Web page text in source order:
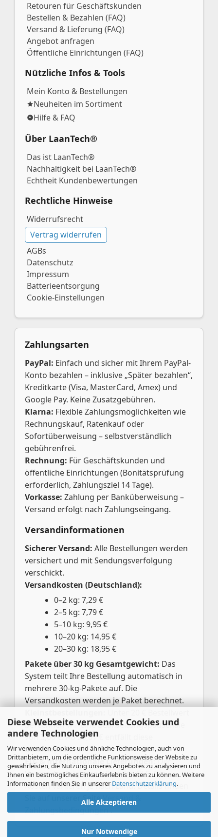
Diese Webseite verwendet Cookies und
andere Technologien
Wir verwenden Cookies und ähnliche Technologien, auch von
Drittanbietern, um die ordentliche Funktionsweise der Website zu
gewährleisten, die Nutzung unseres Angebotes zu analysieren und
Ihnen ein bestmögliches Einkaufserlebnis bieten zu können. Weitere
Informationen finden Sie in unserer Datenschutzerklärung.
Alle Akzeptieren
Nur Notwendige
Retouren für Geschäftskunden
Bestellen & Bezahlen (FAQ)
Versand & Lieferung (FAQ)
Angebot anfragen
Öffentliche Einrichtungen (FAQ)
Nützliche Infos & Tools
Mein Konto & Bestellungen
Neuheiten im Sortiment
Hilfe & FAQ
Über LaanTech®
Das ist LaanTech®
Nachhaltigkeit bei LaanTech®
Echtheit Kundenbewertungen
Rechtliche Hinweise
Widerrufsrecht
Vertrag widerrufen
AGBs
Datenschutz
Impressum
Batterieentsorgung
Cookie-Einstellungen
Zahlungsarten
PayPal: Einfach und sicher mit Ihrem PayPal-
Konto bezahlen – inklusive „Später bezahlen“,
Kreditkarte (Visa, MasterCard, Amex) und
Google Pay. Keine Zusatzgebühren.
Klarna: Flexible Zahlungsmöglichkeiten wie
Rechnungskauf, Ratenkauf oder
Sofortüberweisung – selbstverständlich
gebührenfrei.
Rechnung: Für Geschäftskunden und
öffentliche Einrichtungen (Bonitätsprüfung
erforderlich, Zahlungsziel 14 Tage).
Vorkasse: Zahlung per Banküberweisung –
Versand erfolgt nach Zahlungseingang.
Versandinformationen
Sicherer Versand: Alle Bestellungen werden
versichert und mit Sendungsverfolgung
verschickt.
Versandkosten (Deutschland):
0–2 kg: 7,29 €
2–5 kg: 7,79 €
5–10 kg: 9,95 €
10–20 kg: 14,95 €
20–30 kg: 18,95 €
Pakete über 30 kg Gesamtgewicht: Das
System teilt Ihre Bestellung automatisch in
mehrere 30-kg-Pakete auf. Die
Versandkosten werden je Paket berechnet.
berechnen wir eine Bearbeitungspauschale
von 3,00 €. Ab 20,01 € entfällt diese
automatisch.
EU- & internationale Lieferungen:Der
Versand erfolgt per UPS oder GLS. Die
Kosten variieren je nach Land. Details finden
Sie auf unserer Seite Versand &
Zahlungsbedingungen.